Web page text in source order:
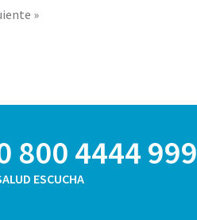
»
800 4444 999
ESCUCHA